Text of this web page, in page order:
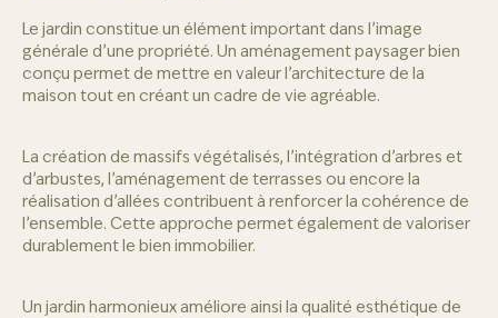
Le jardin constitue un élément important dans l’image
générale d’une propriété. Un aménagement paysager bien
conçu permet de mettre en valeur l’architecture de la
maison tout en créant un cadre de vie agréable.
La création de massifs végétalisés, l’intégration d’arbres et
d’arbustes, l’aménagement de terrasses ou encore la
réalisation d’allées contribuent à renforcer la cohérence de
l’ensemble. Cette approche permet également de valoriser
durablement le bien immobilier.
Un jardin harmonieux améliore ainsi la qualité esthétique de